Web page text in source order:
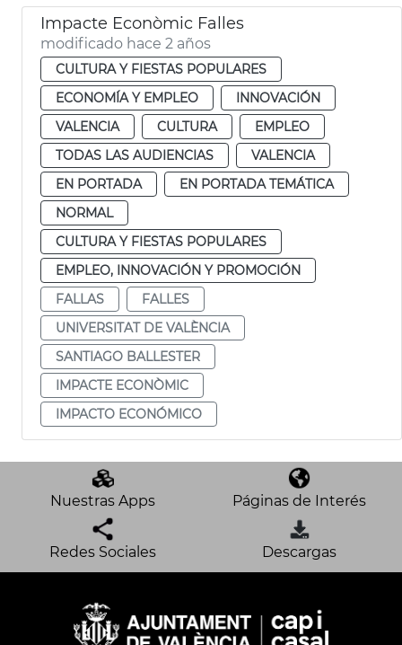
Impacte Econòmic Falles
modificado hace 2 años
CULTURA Y FIESTAS POPULARES
ECONOMÍA Y EMPLEO
INNOVACIÓN
VALENCIA
CULTURA
EMPLEO
TODAS LAS AUDIENCIAS
VALENCIA
EN PORTADA
EN PORTADA TEMÁTICA
NORMAL
CULTURA Y FIESTAS POPULARES
EMPLEO, INNOVACIÓN Y PROMOCIÓN
FALLAS
FALLES
UNIVERSITAT DE VALÈNCIA
SANTIAGO BALLESTER
IMPACTE ECONÒMIC
IMPACTO ECONÓMICO
Nuestras Apps Páginas de Interés
Redes Sociales Descargas